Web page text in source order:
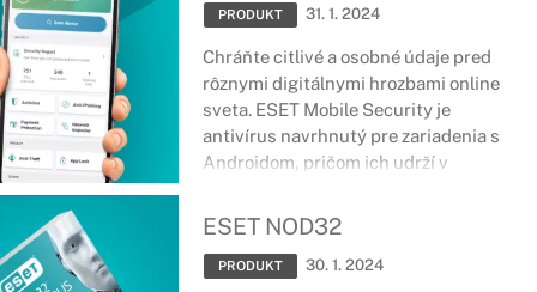
PRODUKT 31. 1. 2024
Chráňte citlivé a osobné údaje pred
rôznymi digitálnymi hrozbami online
sveta. ESET Mobile Security je
antivírus navrhnutý pre zariadenia s
Androidom, pričom ich udrží v
bezpečnosti, ochrana platieb, strážca
siete a množstvo ďalších nástrojov a
funkcií sa postará o špičkové
ESET NOD32
PRODUKT 30. 1. 2024